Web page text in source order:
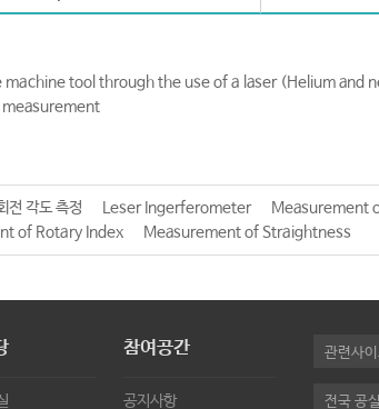
tool through the use of a laser (Helium and
measurement
전 각도 측정 Leser Ingerferometer
Measurement
of Rotary Index Measurement of Straightness
참여공간
공지사항
관련사
전국 공